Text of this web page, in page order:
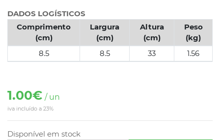
DADOS LOGÍSTICOS
Comprimento
(cm)
Largura
(cm)
Altura
(cm)
Peso
(kg)
8.5
8.5 33 1.56
1.00€ / un
iva incluído a 23%
Disponível em stock